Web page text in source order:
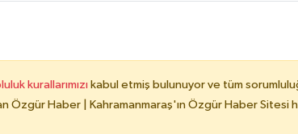
kurallarımızı kabul etmiş bulunuyor ve tüm
Özgür Haber | Kahramanmaraş'ın Özgür Haber Sitesi